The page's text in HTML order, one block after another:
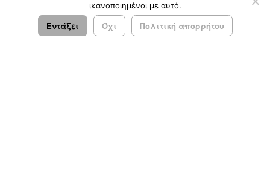
© 2023 - 2026 ΚΤΕΛ ΑΡΓΟΛΙΔΑΣ ΑΕ |Πολιτική
Απορρήτου
Σχεδιασμός & Ανάπτυξη:ΙΜΕ Πληροφορική
ικανοποιημένοι με αυτό.
Εντάξει Όχι Πολιτική απορρήτου